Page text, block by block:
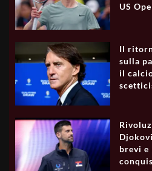
US
Il
sulla
il
brevi e